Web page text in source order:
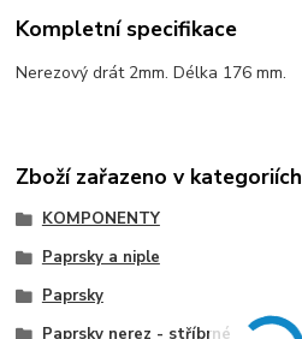
Kompletní specifikace
Nerezový drát 2mm. Délka 176 mm.
Zboží zařazeno v kategoriích
KOMPONENTY
Paprsky a niple
Paprsky
Paprsky nerez - stříbrné